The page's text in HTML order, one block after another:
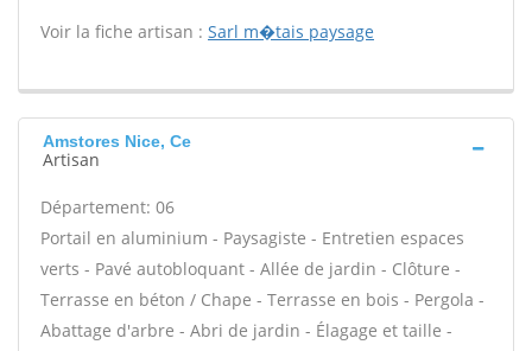
Voir la fiche artisan : Sarl m�tais paysage
Amstores Nice, Ce
Artisan
Département: 06
Portail en aluminium - Paysagiste - Entretien espaces
verts - Pavé autobloquant - Allée de jardin - Clôture -
Terrasse en béton / Chape - Terrasse en bois - Pergola -
Abattage d'arbre - Abri de jardin - Élagage et taille -